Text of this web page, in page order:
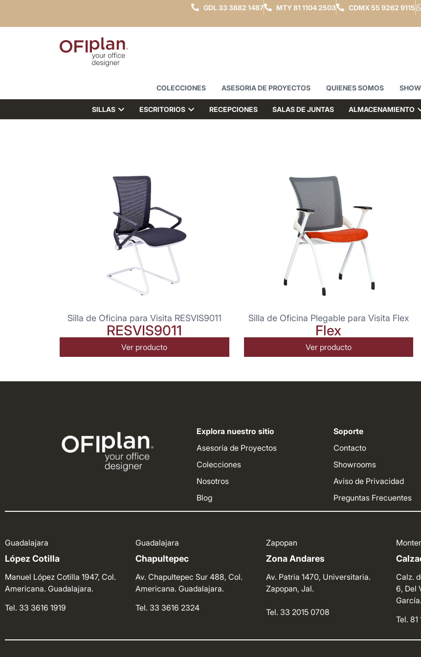
GDL33 3882 1487 MTY81 1104 2503 CDMX 55 9262 9115
COLECCIONES ASESORIA DE PROYECTOS QUIENES SOMOS
SILLAS ESCRITORIOS RECEPCIONES SALAS DE JUNTAS ALMACENAMIENTO
Silla de Oficina para Visita RESVIS9011
RESVIS9011
Ver producto
Silla de Oficina Plegable para Visita Flex
Flex
Ver producto
Explora nuestro sitio
Asesoría de Proyectos
Colecciones
Nosotros
Blog
Soporte
Contacto
Showrooms
Aviso de Privacidad
Preguntas Frecuentes
Guadalajara
López Cotilla
Manuel López Cotilla 1947, Col.
Americana. Guadalajara.
Tel. 33 3616 1919
Guadalajara
Chapultepec
Av. Chapultepec Sur 488, Col.
Americana. Guadalajara.
Tel. 33 3616 2324
Zapopan
Zona Andares
Av. Patria 1470, Universitaria.
Zapopan, Jal.
Tel. 33 2015 0708
Calz.
6, Del
García.
Tel. 81